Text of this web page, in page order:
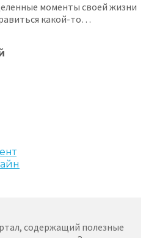
моменты своей жизни
какой-то…
содержащий полезные